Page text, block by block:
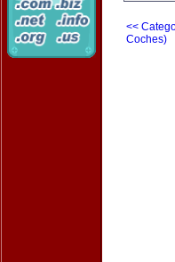
<<
Coches)